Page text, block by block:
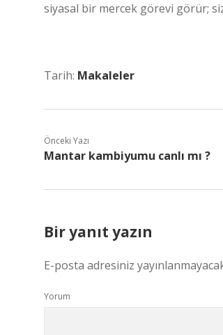
siyasal bir mercek görevi görür;
Tarih: Makaleler
Önceki Yazı
Mantar kambiyumu canlı mı ?
Bir yanıt yazın
E-posta adresiniz
Yorum